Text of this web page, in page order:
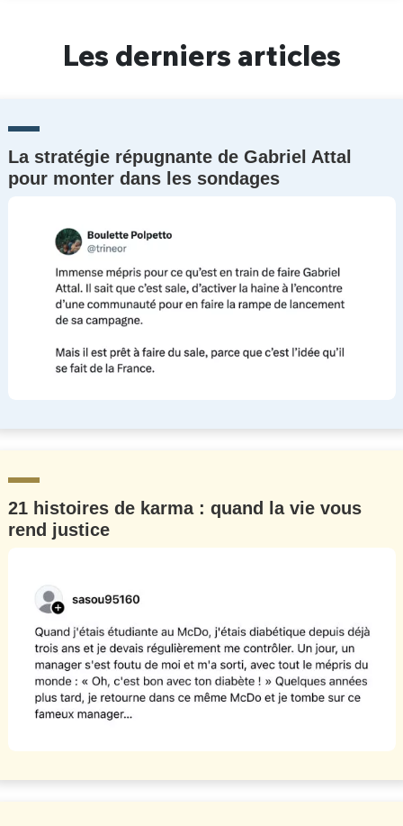
Les derniers articles
La stratégie répugnante de Gabriel Attal
pour monter dans les sondages
21 histoires de karma : quand la vie vous
rend justice